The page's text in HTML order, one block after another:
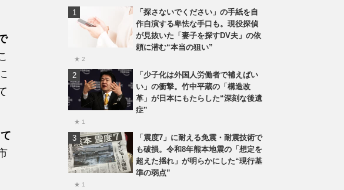
「探さないでください」の手紙を自
作自演する卑怯な手口も。現役探偵
が見抜いた「妻子を探すDV夫」の依
頼に潜む“本当の狙い”
★ 2
「少子化は外国人労働者で補えばい
い」の衝撃。竹中平蔵の「構造改
革」が日本にもたらした“深刻な後遺
症”
★ 1
「震度7」に耐える免震・耐震技術で
も破損。令和8年熊本地震の「想定を
超えた揺れ」が明らかにした“現行基
準の弱点”
★ 1